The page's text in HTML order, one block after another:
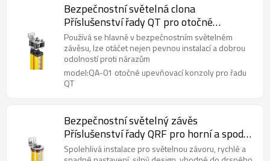
Bezpečnostní světelná clona
Příslušenství řady QT pro otočné
upevňovací konzoly QA-01
Používá se hlavně v bezpečnostním světelném
závěsu, lze otáčet nejen pevnou instalací a dobrou
odolností proti nárazům
model:QA-01 otočné upevňovací konzoly pro řadu
QT
Bezpečnostní světelný závěs
Příslušenství řady QRF pro horní a spodní
držák QF-07
Spolehlivá instalace pro světelnou závoru, rychlé a